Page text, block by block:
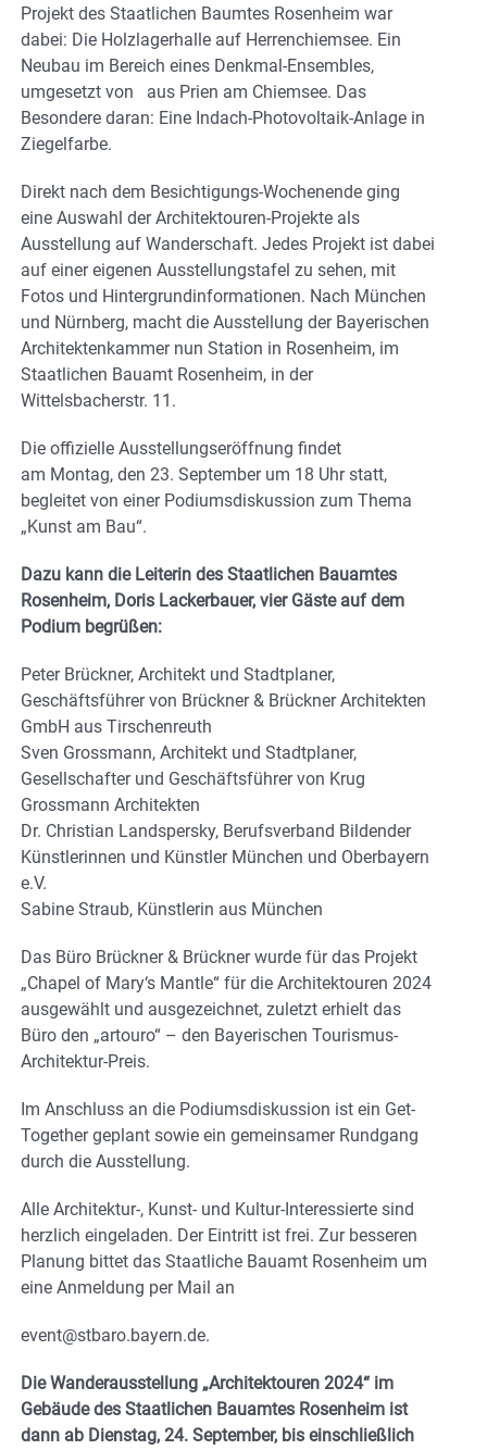
Projekt des Staatlichen Baumtes Rosenheim war
dabei: Die Holzlagerhalle auf Herrenchiemsee. Ein
Neubau im Bereich eines Denkmal-Ensembles,
umgesetzt von aus Prien am Chiemsee. Das
Besondere daran: Eine Indach-Photovoltaik-Anlage in
Ziegelfarbe.
Direkt nach dem Besichtigungs-Wochenende ging
eine Auswahl der Architektouren-Projekte als
Ausstellung auf Wanderschaft. Jedes Projekt ist dabei
auf einer eigenen Ausstellungstafel zu sehen, mit
Fotos und Hintergrundinformationen. Nach München
und Nürnberg, macht die Ausstellung der Bayerischen
Architektenkammer nun Station in Rosenheim, im
Staatlichen Bauamt Rosenheim, in der
Wittelsbacherstr. 11.
Die offizielle Ausstellungseröffnung findet
am Montag, den 23. September um 18 Uhr statt,
begleitet von einer Podiumsdiskussion zum Thema
„Kunst am Bau“.
Dazu kann die Leiterin des Staatlichen Bauamtes
Rosenheim, Doris Lackerbauer, vier Gäste auf dem
Podium begrüßen:
Peter Brückner, Architekt und Stadtplaner,
Geschäftsführer von Brückner & Brückner Architekten
GmbH aus Tirschenreuth
Sven Grossmann, Architekt und Stadtplaner,
Gesellschafter und Geschäftsführer von Krug
Grossmann Architekten
Dr. Christian Landspersky, Berufsverband Bildender
Künstlerinnen und Künstler München und Oberbayern
e.V.
Sabine Straub, Künstlerin aus München
Das Büro Brückner & Brückner wurde für das Projekt
„Chapel of Mary‘s Mantle“ für die Architektouren 2024
ausgewählt und ausgezeichnet, zuletzt erhielt das
Büro den „artouro“ – den Bayerischen Tourismus-
Architektur-Preis.
Im Anschluss an die Podiumsdiskussion ist ein Get-
Together geplant sowie ein gemeinsamer Rundgang
durch die Ausstellung.
Alle Architektur-, Kunst- und Kultur-Interessierte sind
herzlich eingeladen. Der Eintritt ist frei. Zur besseren
Planung bittet das Staatliche Bauamt Rosenheim um
eine Anmeldung per Mail an
event@stbaro.bayern.de.
Die Wanderausstellung „Architektouren 2024“ im
Gebäude des Staatlichen Bauamtes Rosenheim ist
dann ab Dienstag, 24. September, bis einschließlich